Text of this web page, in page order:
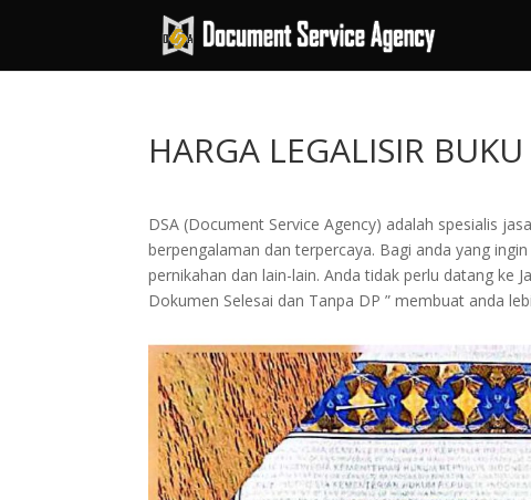
HARGA LEGALISIR
DSA (Document Service Agency) adalah spesialis
berpengalaman dan terpercaya. Bagi anda yang
pernikahan dan lain-lain. Anda tidak perlu datang ke
Dokumen Selesai dan Tanpa DP ” membuat anda